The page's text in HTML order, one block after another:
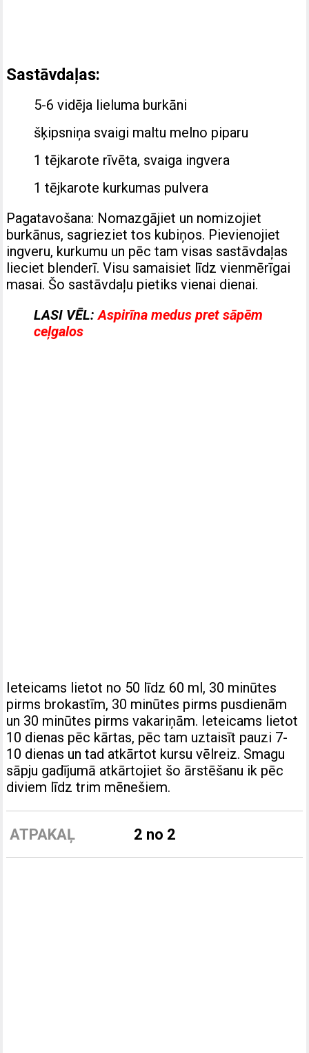
Sastāvdaļas:
5-6 vidēja lieluma burkāni
šķipsniņa svaigi maltu melno piparu
1 tējkarote rīvēta, svaiga ingvera
1 tējkarote kurkumas pulvera
Pagatavošana: Nomazgājiet un nomizojiet
burkānus, sagrieziet tos kubiņos. Pievienojiet
ingveru, kurkumu un pēc tam visas sastāvdaļas
lieciet blenderī. Visu samaisiet līdz vienmērīgai
masai. Šo sastāvdaļu pietiks vienai dienai.
LASI VĒL:Aspirīna medus pret sāpēm
ceļgalos
Ieteicams lietot no 50 līdz 60 ml, 30 minūtes
pirms brokastīm, 30 minūtes pirms pusdienām
un 30 minūtes pirms vakariņām. Ieteicams lietot
10 dienas pēc kārtas, pēc tam uztaisīt pauzi 7-
10 dienas un tad atkārtot kursu vēlreiz. Smagu
sāpju gadījumā atkārtojiet šo ārstēšanu ik pēc
diviem līdz trim mēnešiem.
ATPAKAĻ 2 no 2